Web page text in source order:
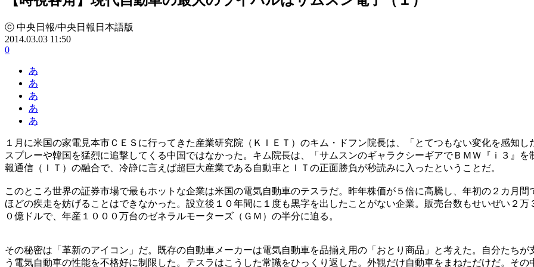
ⓒ 中央日報/中央日報日本語版
2014.03.03 11:50
0
あ
あ
あ
あ
あ
１月に米国の家電見本市ＣＥＳに行ってきた産業研究院（ＫＩＥＴ）のキム・ドフン院長は、「とてつもない変化を感知
スプレーや韓国を猛烈に追撃してくる中国ではなかった。キム院長は、「サムスンのギャラクシーギアでＢＭＷ『ｉ３』
報通信（ＩＴ）の融合で、冷静に言えば超巨大産業である自動車とＩＴの正面勝負が秒読みに入ったということだ。
このところ世界の証券市場で最もホットな企業は米国の電気自動車のテスラだ。昨年株価が５倍に高騰し、年初の２カ月
ほどの疾走を妨げることはできなかった。設立後１０年間に１度も黒字を出したことがない企業。販売台数もせいぜい２
０億ドルで、年産１０００万台のゼネラルモーターズ（ＧＭ）の半分に迫る。
その秘密は「革新のアイコン」だ。既存の自動車メーカーは電気自動車を品揃え用の「おとり商品」と考えた。自分たち
う電気自動車の性能を不格好に制限した。テスラはこうした常識をひっくり返した。外観だけ自動車をまねただけだ。そ